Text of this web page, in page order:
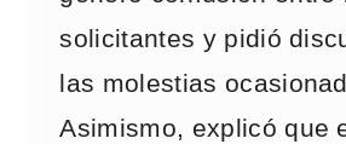
solicitantes y pidió
las molestias
Asimismo, explicó que